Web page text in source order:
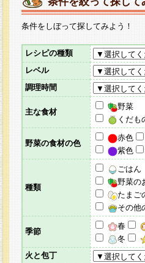
条件をしぼって探してみよう！
レシピの種類
レベル
調理時間
主な食材
野菜
くだも
野菜の食材の色
赤色
紫色
種類
ごはん
野菜の
たまご
その他
季節
春
冬
火と包丁